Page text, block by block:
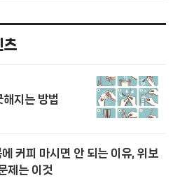
츠
지는 방법
커피 마시면 안 되는 이유, 위보
제는 이것